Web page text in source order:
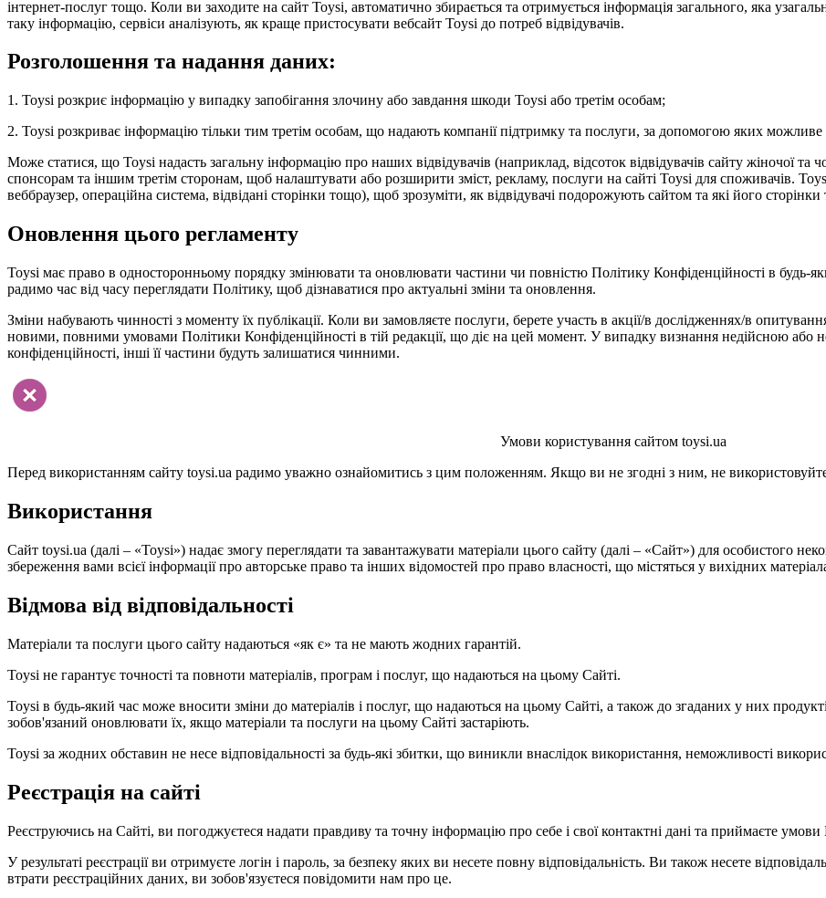
інтернет-послуг тощо. Коли ви заходите на сайт Toysi, автоматично збирається та отримується інформація загального, яка
таку інформацію, сервіси аналізують, як краще пристосувати вебсайт Toysi до потреб відвідувачів.
Розголошення та надання даних:
1. Toysi розкриє інформацію у випадку запобігання злочину або завдання шкоди Toysi або третім особам;
2. Toysi розкриває інформацію тільки тим третім особам, що надають компанії підтримку та послуги, за допомогою яких
Може статися, що Toysi надасть загальну інформацію про наших відвідувачів (наприклад, відсоток відвідувачів сайту жіночої та
спонсорам та іншим третім сторонам, щоб налаштувати або розширити зміст, рекламу, послуги на сайті Toysi для споживачів.
веббраузер, операційна система, відвідані сторінки тощо), щоб зрозуміти, як відвідувачі подорожують сайтом та які його
Оновлення цього регламенту
Toysi має право в односторонньому порядку змінювати та оновлювати частини чи повністю Політику Конфіденційності в будь-
радимо час від часу переглядати Політику, щоб дізнаватися про актуальні зміни та оновлення.
Зміни набувають чинності з моменту їх публікації. Коли ви замовляєте послуги, берете участь в акції/в дослідженнях/в
новими, повними умовами Політики Конфіденційності в тій редакції, що діє на цей момент. У випадку визнання недійсною або
конфіденційності, інші її частини будуть залишатися чинними.
Умови користування сайтом toysi.ua
Перед використанням сайту toysi.ua радимо уважно ознайомитись з цим положенням. Якщо ви не згодні з ним, не
Використання
Сайт toysi.ua (далі – «Toysi») надає змогу переглядати та завантажувати матеріали цього сайту (далі – «Сайт») для особистого
збереження вами всієї інформації про авторське право та інших відомостей про право власності, що містяться у вихідних
Відмова від відповідальності
Матеріали та послуги цього сайту надаються «як є» та не мають жодних гарантій.
Toysi не гарантує точності та повноти матеріалів, програм і послуг, що надаються на цьому Сайті.
Toysi в будь-який час може вносити зміни до матеріалів і послуг, що надаються на цьому Сайті, а також до згаданих у них
зобов'язаний оновлювати їх, якщо матеріали та послуги на цьому Сайті застаріють.
Toysi за жодних обставин не несе відповідальності за будь-які збитки, що виникли внаслідок використання, неможливості
Реєстрація на сайті
Реєструючись на Сайті, ви погоджуєтеся надати правдиву та точну інформацію про себе і свої контактні дані та приймаєте умови
У результаті реєстрації ви отримуєте логін і пароль, за безпеку яких ви несете повну відповідальність. Ви також несете
втрати реєстраційних даних, ви зобов'язуєтеся повідомити нам про це.